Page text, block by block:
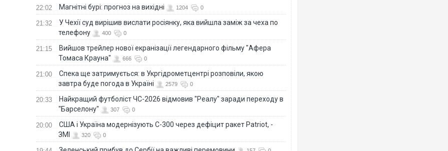
22:02 Магнітні бурі: прогноз на вихідні 1204 0
21:32
У Чехії суд вирішив вислати росіянку, яка вийшла заміж за чеха по
телефону
400 0
21:15
Вийшов трейлер нової екранізації легендарного фільму "Афера
Томаса Крауна"
666 0
21:00
Спека ще затримується: в Укргідрометцентрі розповіли, якою
завтра буде погода в Україні
2579 0
20:33
Найкращий футболіст ЧС-2026 відмовив "Реалу" заради переходу в
"Барселону"
307 0
20:00
США і Україна модернізують С-300 через дефіцит ракет Patriot, -
ЗМІ
320 0